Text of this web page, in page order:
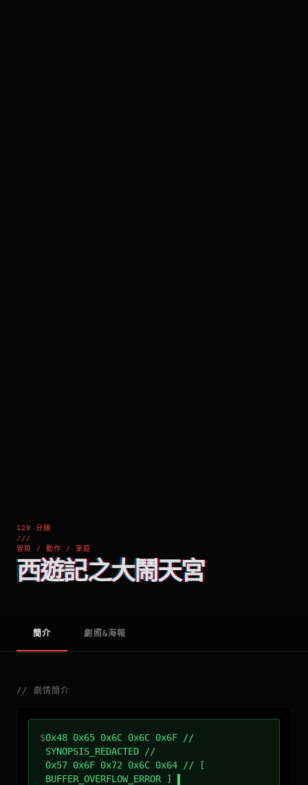
120 分鐘
///
冒險 / 動作 / 家庭
西遊記之大鬧天宮
簡介 劇照&海報
// 劇情簡介
$0x48 0x65 0x6C 0x6C 0x6F //
SYNOPSIS_REDACTED //
0x57 0x6F 0x72 0x6C 0x64 // [
BUFFER_OVERFLOW_ERROR ]